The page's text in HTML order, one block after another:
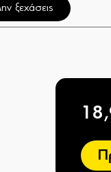
ξεχάσεις